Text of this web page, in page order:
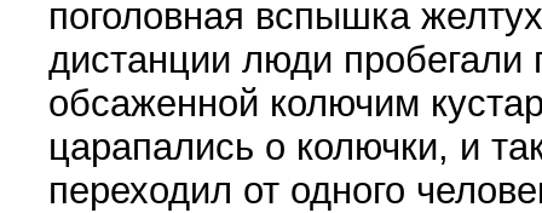
поголовная вспышка
дистанции люди пробегали
обсаженной колючим
царапались о колючки, и
переходил от одного